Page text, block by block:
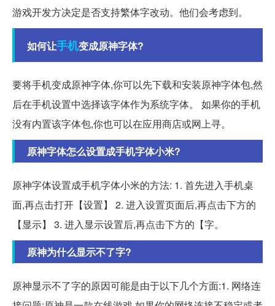
游戏开发方决定是否支持繁体字改动。他们会考虑到。
如何让手机变成原神字体?
要将手机变成原神字体,你可以先下载和安装原神字体包,然
后在手机设置中选择该字体作为系统字体。 如果你的手机
没有内置该字体包,你也可以在应用商店或网上寻。
原神字体怎么设置成手机字体小米?
原神字体设置成手机字体小米的方法: 1. 首先进入手机桌
面,再点击打开【设置】 2. 进入设置页面后,再点击下方的
【显示】 3. 进入显示设置后,再点击下方的【字。
原神为什么显示不了字?
原神显示不了字的原因可能是由于以下几个方面:1. 网络连